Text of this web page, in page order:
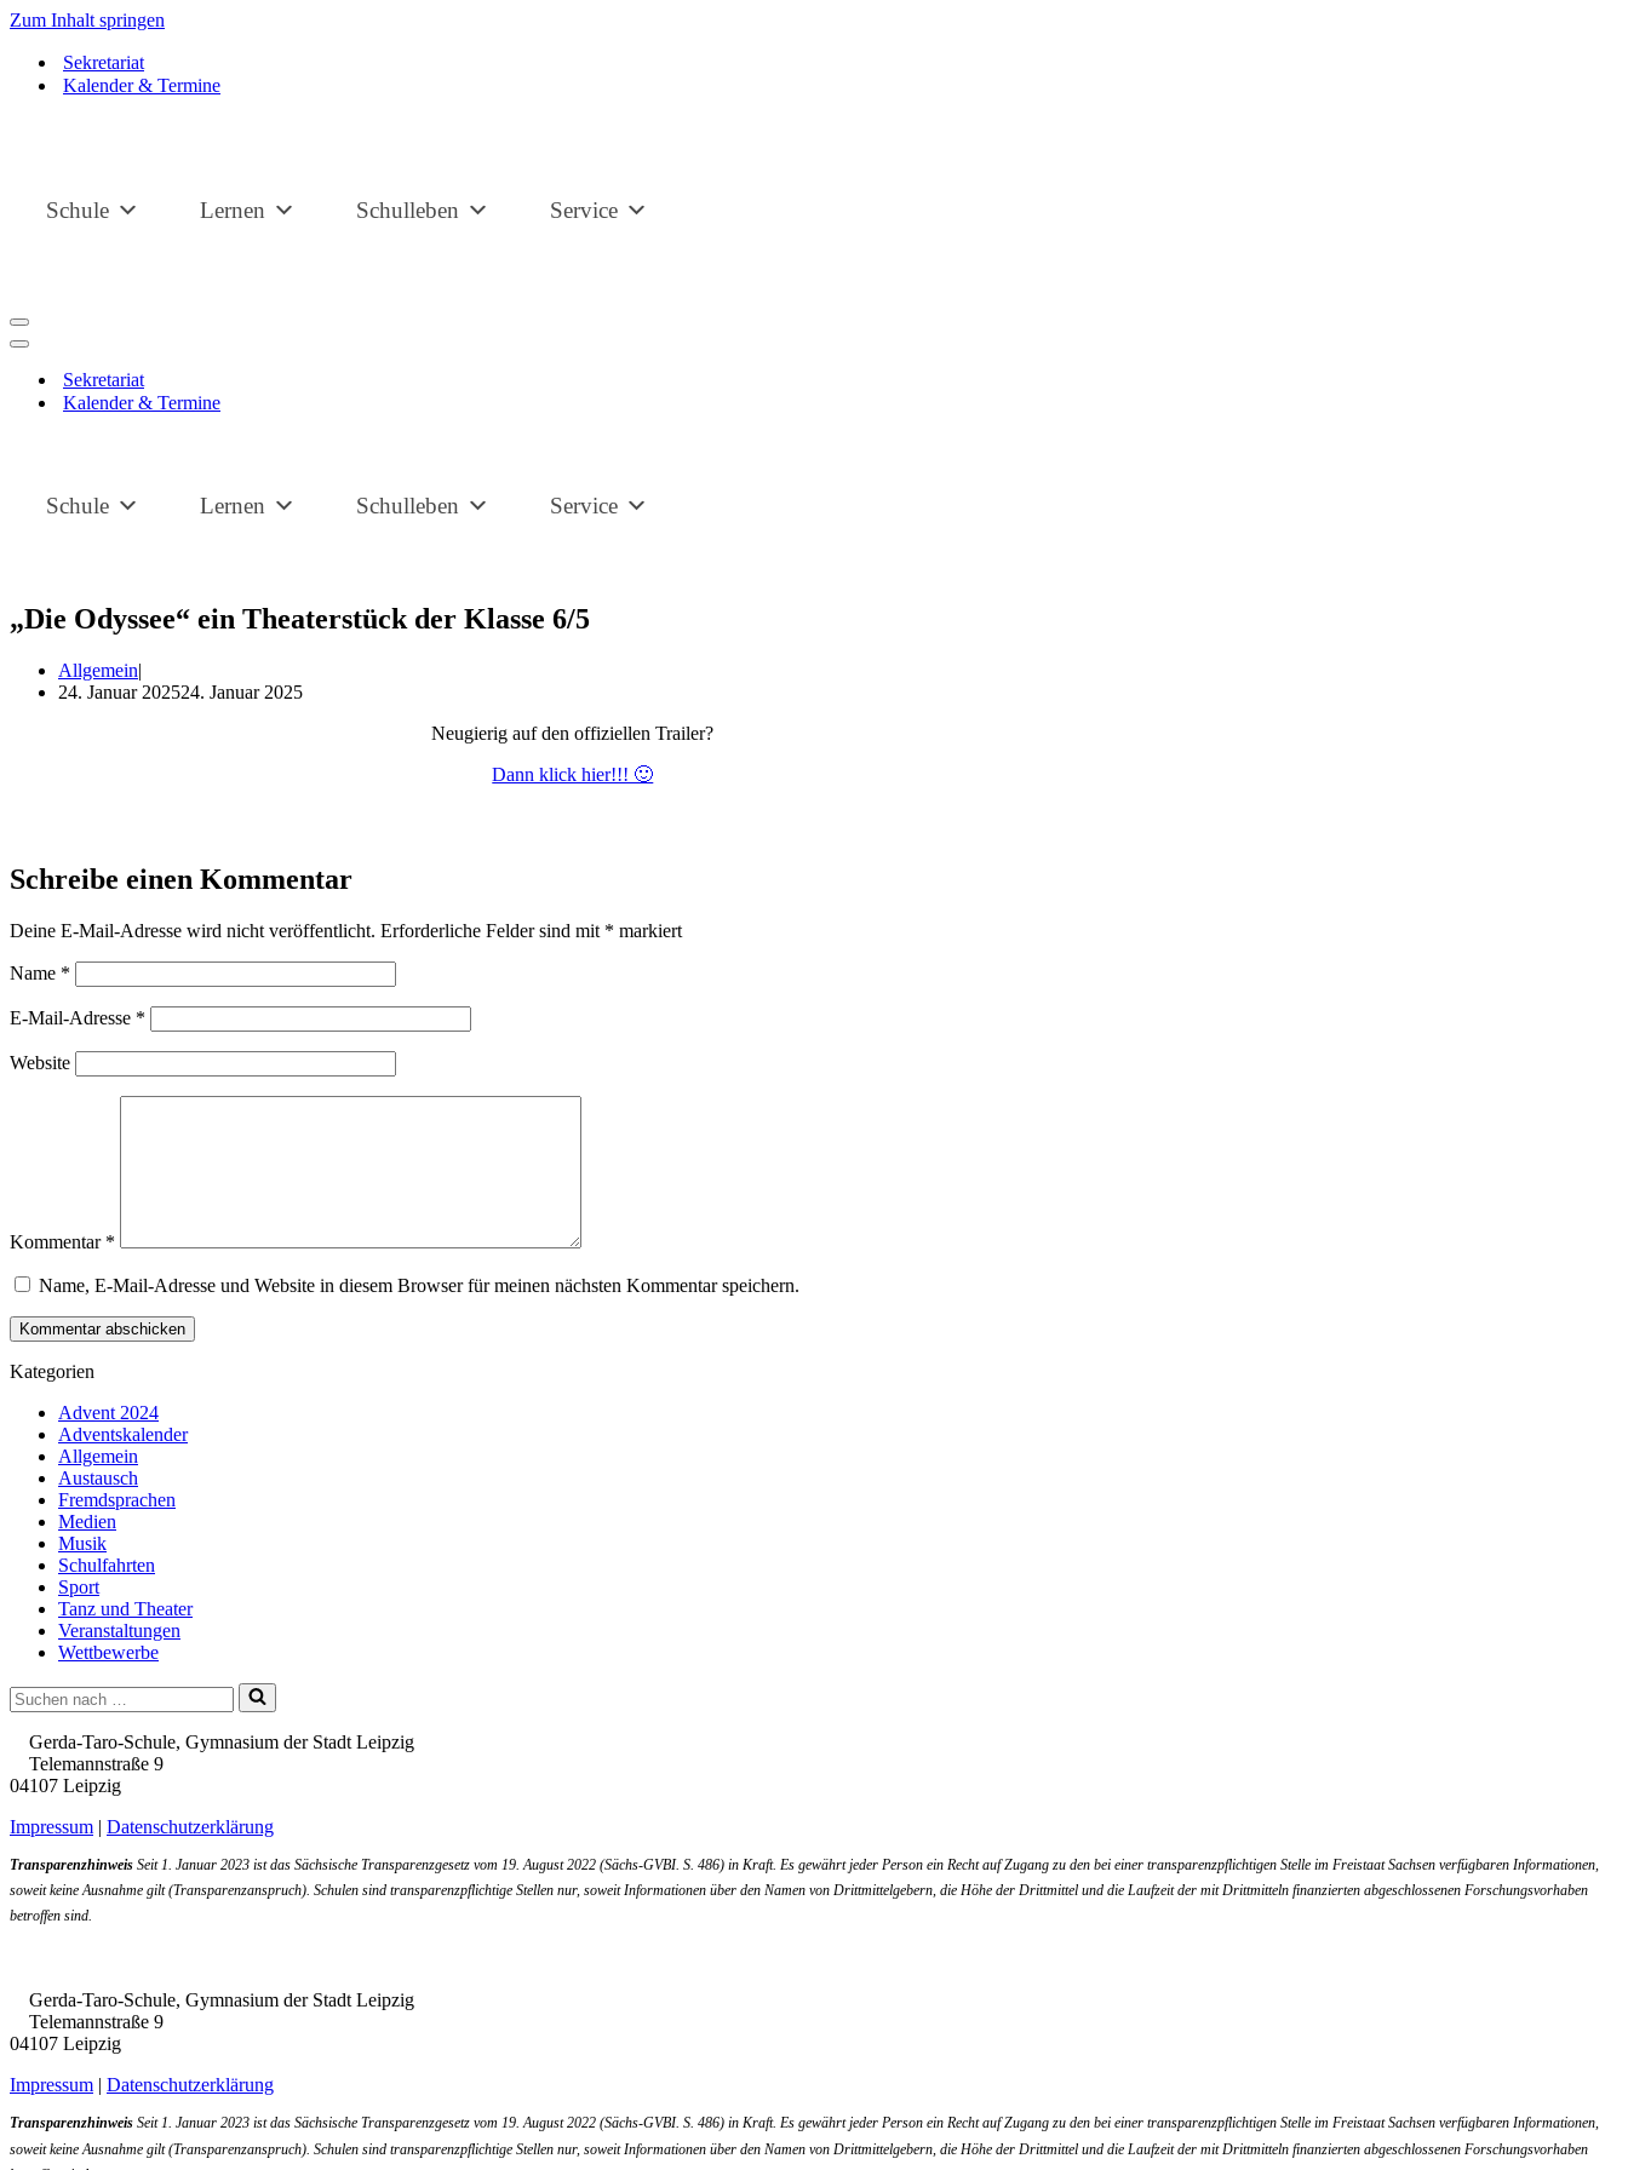
Zum Inhalt springen
Sekretariat
Kalender & Termine
Schule Lernen Schulleben Service
Navigationsmenü
Navigationsmenü
Sekretariat
Kalender & Termine
Schule Lernen Schulleben Service
„Die Odyssee“ ein Theaterstück der Klasse 6/5
Allgemein
24. Januar 202524. Januar 2025
Neu­gie­rig auf den offi­zi­el­len Trailer?
Dann klick hier!!! 🙂
Schreibe einen Kommentar
Deine E-Mail-Adresse wird nicht veröffentlicht. Erforderliche Felder sind mit * markiert
Name *
E-Mail-Adresse *
Website
Kommentar *
Name, E-Mail-Adresse und Website in diesem Browser für meinen nächsten Kommentar speichern.
Kategorien
Advent 2024
Adventskalender
Allgemein
Austausch
Fremdsprachen
Medien
Musik
Schulfahrten
Sport
Tanz und Theater
Veranstaltungen
Wettbewerbe
Suchen
nach …
Gerda-Taro-Schule, Gymnasium der Stadt Leipzig
Telemannstraße 9
04107 Leipzig
Impressum | Datenschutzerklärung
Transparenzhinweis Seit 1. Januar 2023 ist das Sächsische Transparenzgesetz vom 19. August 2022 (Sächs-GVBI. S. 486) in Kraft. Es gewährt jeder Person ein Recht auf Zugang zu den bei einer transparenzpflichtigen Stelle im Freistaat Sachsen verfügbaren Informationen,
soweit keine Ausnahme gilt (Transparenzanspruch). Schulen sind transparenzpflichtige Stellen nur, soweit Informationen über den Namen von Drittmittelgebern, die Höhe der Drittmittel und die Laufzeit der mit Drittmitteln finanzierten abgeschlossenen Forschungsvorhaben
betroffen sind.
Gerda-Taro-Schule, Gymnasium der Stadt Leipzig
Telemannstraße 9
04107 Leipzig
Impressum | Datenschutzerklärung
Transparenzhinweis Seit 1. Januar 2023 ist das Sächsische Transparenzgesetz vom 19. August 2022 (Sächs-GVBI. S. 486) in Kraft. Es gewährt jeder Person ein Recht auf Zugang zu den bei einer transparenzpflichtigen Stelle im Freistaat Sachsen verfügbaren Informationen,
soweit keine Ausnahme gilt (Transparenzanspruch). Schulen sind transparenzpflichtige Stellen nur, soweit Informationen über den Namen von Drittmittelgebern, die Höhe der Drittmittel und die Laufzeit der mit Drittmitteln finanzierten abgeschlossenen Forschungsvorhaben